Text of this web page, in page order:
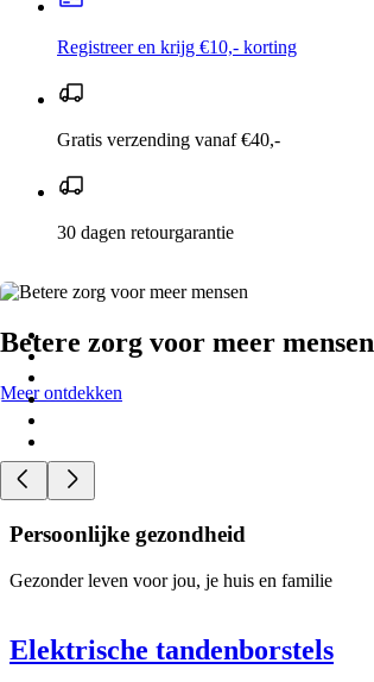
Registreer en krijg €10,- korting
Gratis verzending vanaf €40,-
30 dagen retourgarantie
Betere zorg voor meer mensen
Meer ontdekken
Persoonlijke gezondheid
Gezonder leven voor jou, je huis en familie
Elektrische tandenborstels